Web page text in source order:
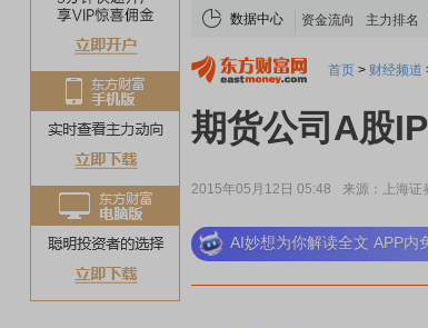
数据中心 资金流向 主力排名
首页 > 财经频道
期货公司A股
2015年05月12日 05:48 来源：上海证
AI妙想为你解读全文 APP内